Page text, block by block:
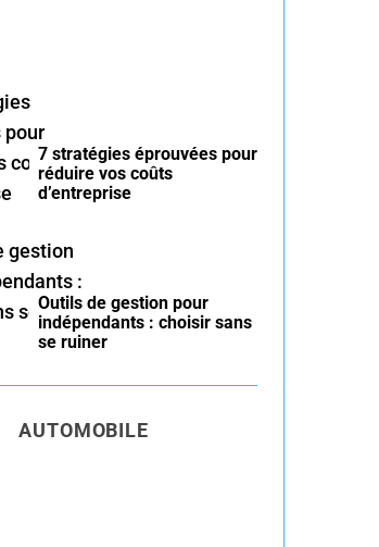
7 stratégies éprouvées pour
réduire vos coûts
d’entreprise
Outils de gestion pour
indépendants : choisir sans
se ruiner
AUTOMOBILE